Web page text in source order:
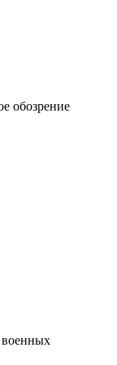
обозрение
военных